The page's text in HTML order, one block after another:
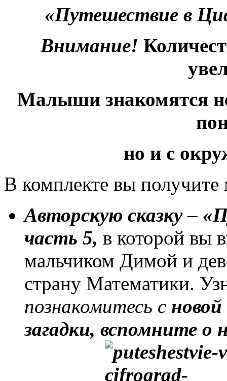
«Путешествие в
Внимание!
Малыши знакомятся
но и с
В комплекте вы
Авторскую сказку–
часть 5, в которой вы
мальчиком Димой и
страну Математики.
познакомитесь с новой
загадки, вспомните